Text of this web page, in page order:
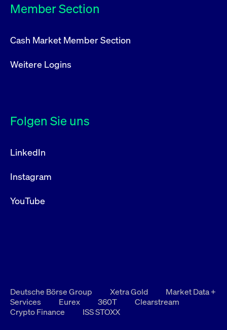
Member Section
Cash Market Member Section
Weitere Logins
Folgen Sie uns
LinkedIn
Instagram
YouTube
Deutsche Börse Group Xetra Gold
Market Data +
Services
Eurex 360T
Clearstream
Crypto Finance
ISS STOXX